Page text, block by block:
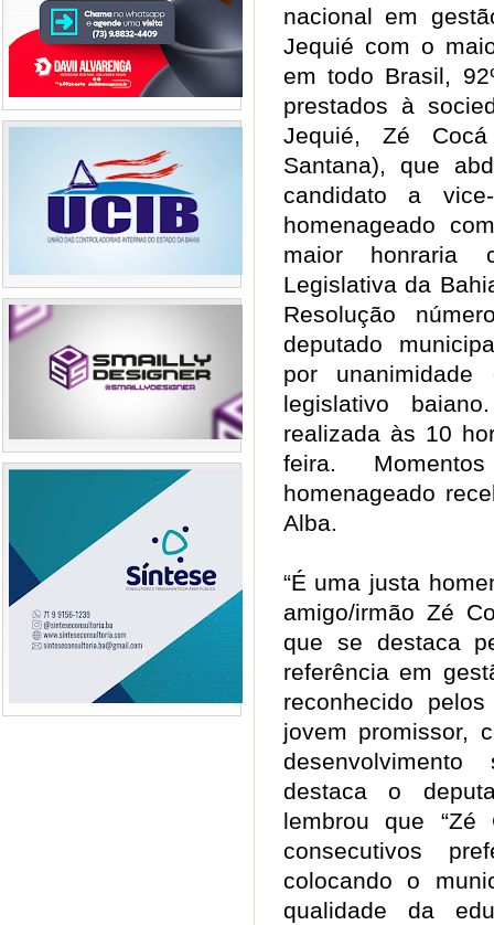
nacional em
Jequié com o
em todo Brasil,
prestados à
Jequié, Zé
Santana), que
candidato a
homenageado
maior honraria
Legislativa da
Resolução
deputado
por
legislativo
realizada às 10
feira.
homenageado
Alba.
“É uma justa
amigo/irmão Zé
que se destaca
referência em
reconhecido
jovem promissor,
desenvolvimento
destaca o
lembrou que
consecutivos
colocando o
qualidade da